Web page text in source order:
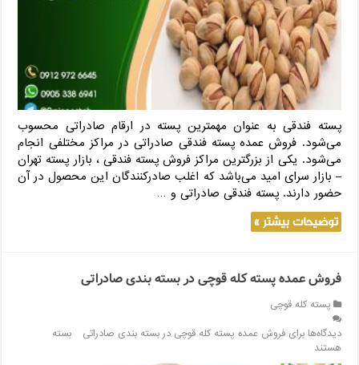
پسته فندقی به عنوان مهمترین پسته در ارقام صادراتی محسوب
می‌شود. فروش عمده پسته فندقی صادراتی در مراکز مختلفی انجام
می‌شود. یکی از بزرگترین مراکز فروش پسته فندقی ، بازار پسته تهران
– بازار سرای امید می‌باشد که اغلب صادرکنندگان این محصول در آن
حضور دارند. پسته فندقی صادراتی و …
توضیحات بیشتر »
فروش عمده پسته کله قوچی در بسته بندی صادراتی
پسته کله قوچی
دیدگاه‌هابرای فروش عمده پسته کله قوچی در بسته بندی صادراتی
بسته
هستند